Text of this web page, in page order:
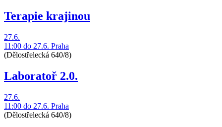
Terapie krajinou
27.6.
11:00 do 27.6. Praha
(Dělostřelecká 640/8)
Laboratoř 2.0.
27.6.
11:00 do 27.6. Praha
(Dělostřelecká 640/8)